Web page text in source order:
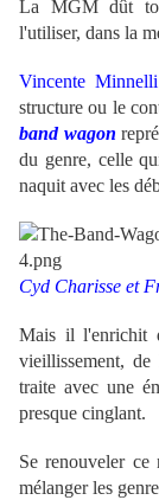
La MGM dût
l'utiliser, dans la
Vincente Minnelli
structure ou le
band wagon
du genre, celle
naquit avec les
Cyd Charisse et
Mais il l'enrichit
vieillissement,
traite avec une
presque cinglant.
Se renouveler ce
mélanger les